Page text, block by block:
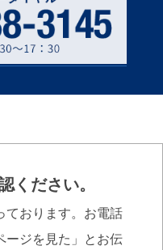
ください。
ております。お電話
ージを見た」とお伝